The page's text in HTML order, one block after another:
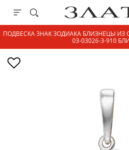
ПОДВЕСКА ЗНАК ЗОДИАКА БЛИЗНЕЦЫ ИЗ
03-03026-3-910